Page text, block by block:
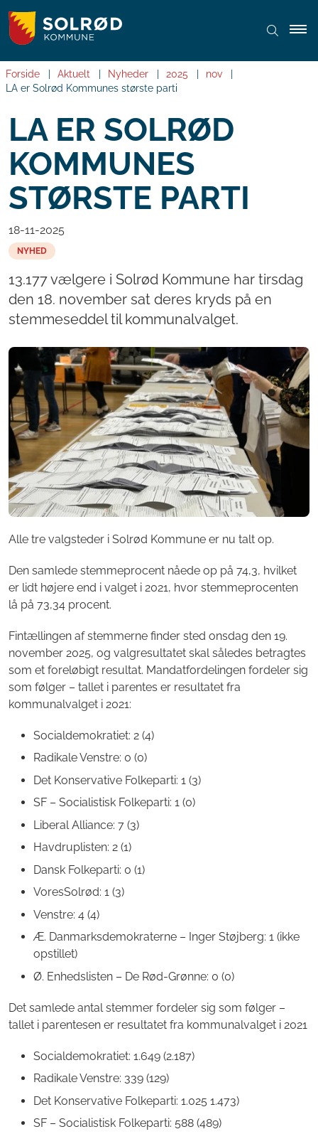
Forside Aktuelt Nyheder 2025
nov
LA er Solrød Kommunes største parti
LA ER SOLRØD
KOMMUNES
STØRSTE PARTI
18-11-2025
NYHED
13.177 vælgere i Solrød Kommune har tirsdag
den 18. november sat deres kryds på en
stemmeseddel til kommunalvalget.
Alle tre valgsteder i Solrød Kommune er nu talt op.
Den samlede stemmeprocent nåede op på 74,3, hvilket
er lidt højere end i valget i 2021, hvor stemmeprocenten
lå på 73,34 procent.
Fintællingen af stemmerne finder sted onsdag den 19.
november 2025, og valgresultatet skal således betragtes
som et foreløbigt resultat. Mandatfordelingen fordeler sig
som følger – tallet i parentes er resultatet fra
kommunalvalget i 2021:
Socialdemokratiet: 2 (4)
Radikale Venstre: 0 (0)
Det Konservative Folkeparti: 1 (3)
SF – Socialistisk Folkeparti: 1 (0)
Liberal Alliance: 7 (3)
Havdruplisten: 2 (1)
Dansk Folkeparti: 0 (1)
VoresSolrød: 1 (3)
Venstre: 4 (4)
Æ. Danmarksdemokraterne – Inger Støjberg: 1 (ikke
opstillet)
Ø. Enhedslisten – De Rød-Grønne: 0 (0)
Det samlede antal stemmer fordeler sig som følger –
tallet i parentesen er resultatet fra kommunalvalget i 2021
Socialdemokratiet: 1.649 (2.187)
Radikale Venstre: 339 (129)
Det Konservative Folkeparti: 1.025 1.473)
SF – Socialistisk Folkeparti: 588 (489)